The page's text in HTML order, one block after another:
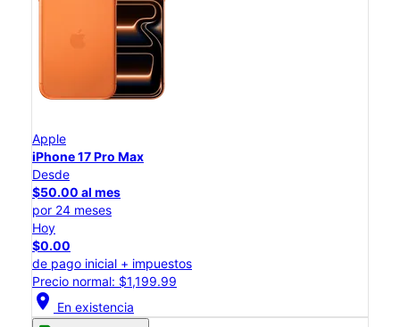
Apple
iPhone 17 Pro Max
Desde
$50.00 al mes
por 24 meses
Hoy
$0.00
de pago inicial + impuestos
Precio normal: $1,199.99
location_on En existencia